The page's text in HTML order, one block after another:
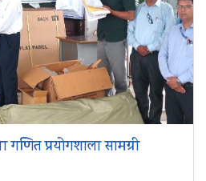
गणित प्रयोगशाला सामग्री